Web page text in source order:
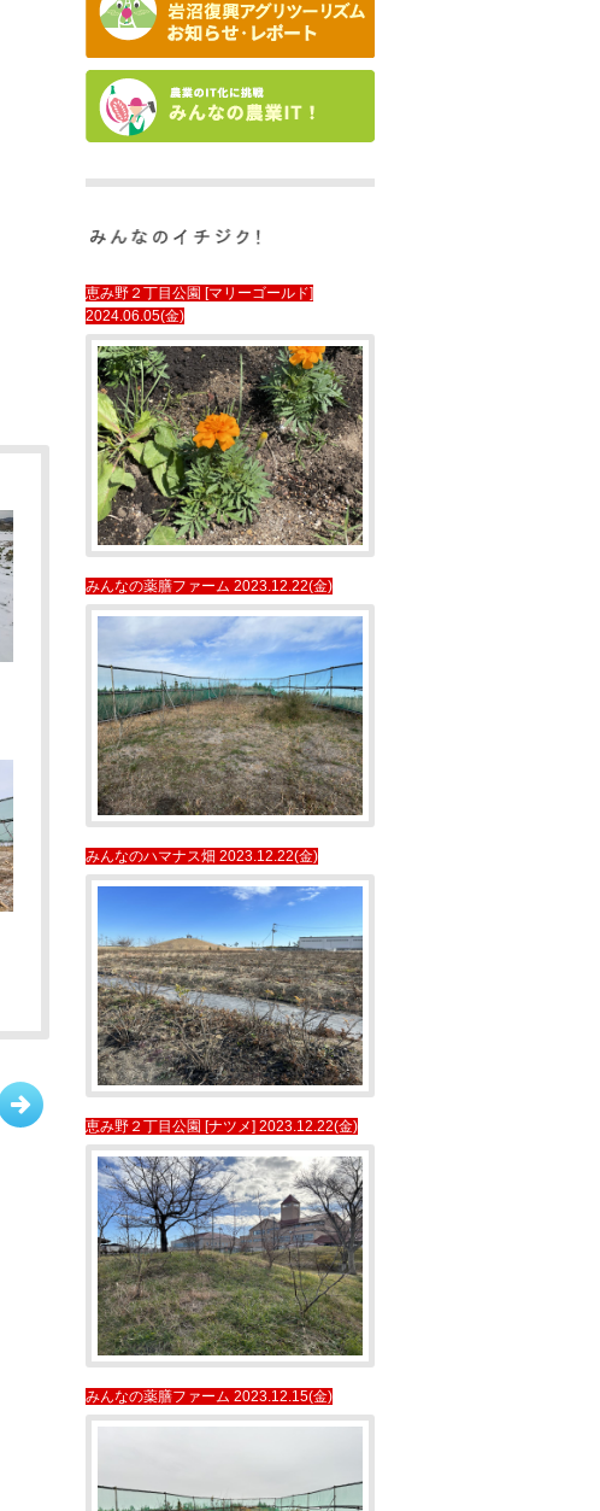
恵み野２丁目公園 [マリーゴールド]
2024.06.05(金)
みんなの薬膳ファーム 2023.12.22(金)
みんなのハマナス畑 2023.12.22(金)
恵み野２丁目公園 [ナツメ] 2023.12.22(金)
みんなの薬膳ファーム 2023.12.15(金)